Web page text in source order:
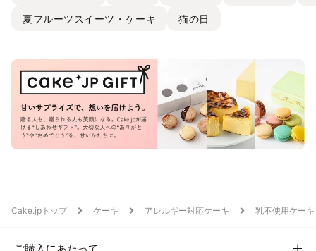
夏フルーツスイーツ・ケーキ 猫の日
Cake.jpトップ ケーキ アレルギー対応ケーキ 乳不使用ケーキ